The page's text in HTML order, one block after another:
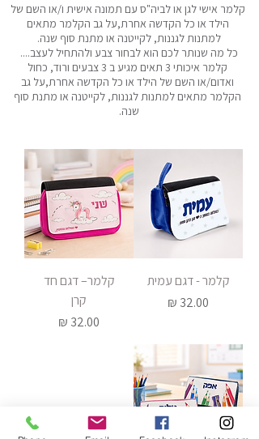
קלמר אישי לגן או לביה"ס עם תמונה אישית ו/או השם של
הילד או כל הקדשה אחרת,על גב הקלמר מתאים
למתנות לגננות, לקייטנה או מתנת סוף שנה.
כל מה שנותר לכם הוא לבחור צבע ולהתחיל לעצב....
קלמר איכותי 3 תאים מגיע ב 3 צבעים ורוד, כחול
ואדום/או השם של הילד או כל הקדשה אחרת,על גב
הקלמר מתאים למתנות לגננות, לקייטנה או מתנת סוף
שנה.
קלמר - דגם עמית
מחיר
קלמר– דגם חד
קרן
מחיר